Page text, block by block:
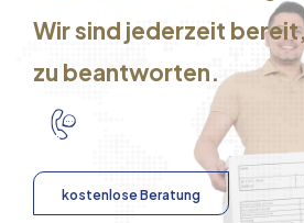
Wir sind jederzeit
zu beantworten.
kostenlose Beratung